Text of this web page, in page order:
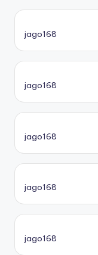
jago168
jago168
jago168
jago168
jago168